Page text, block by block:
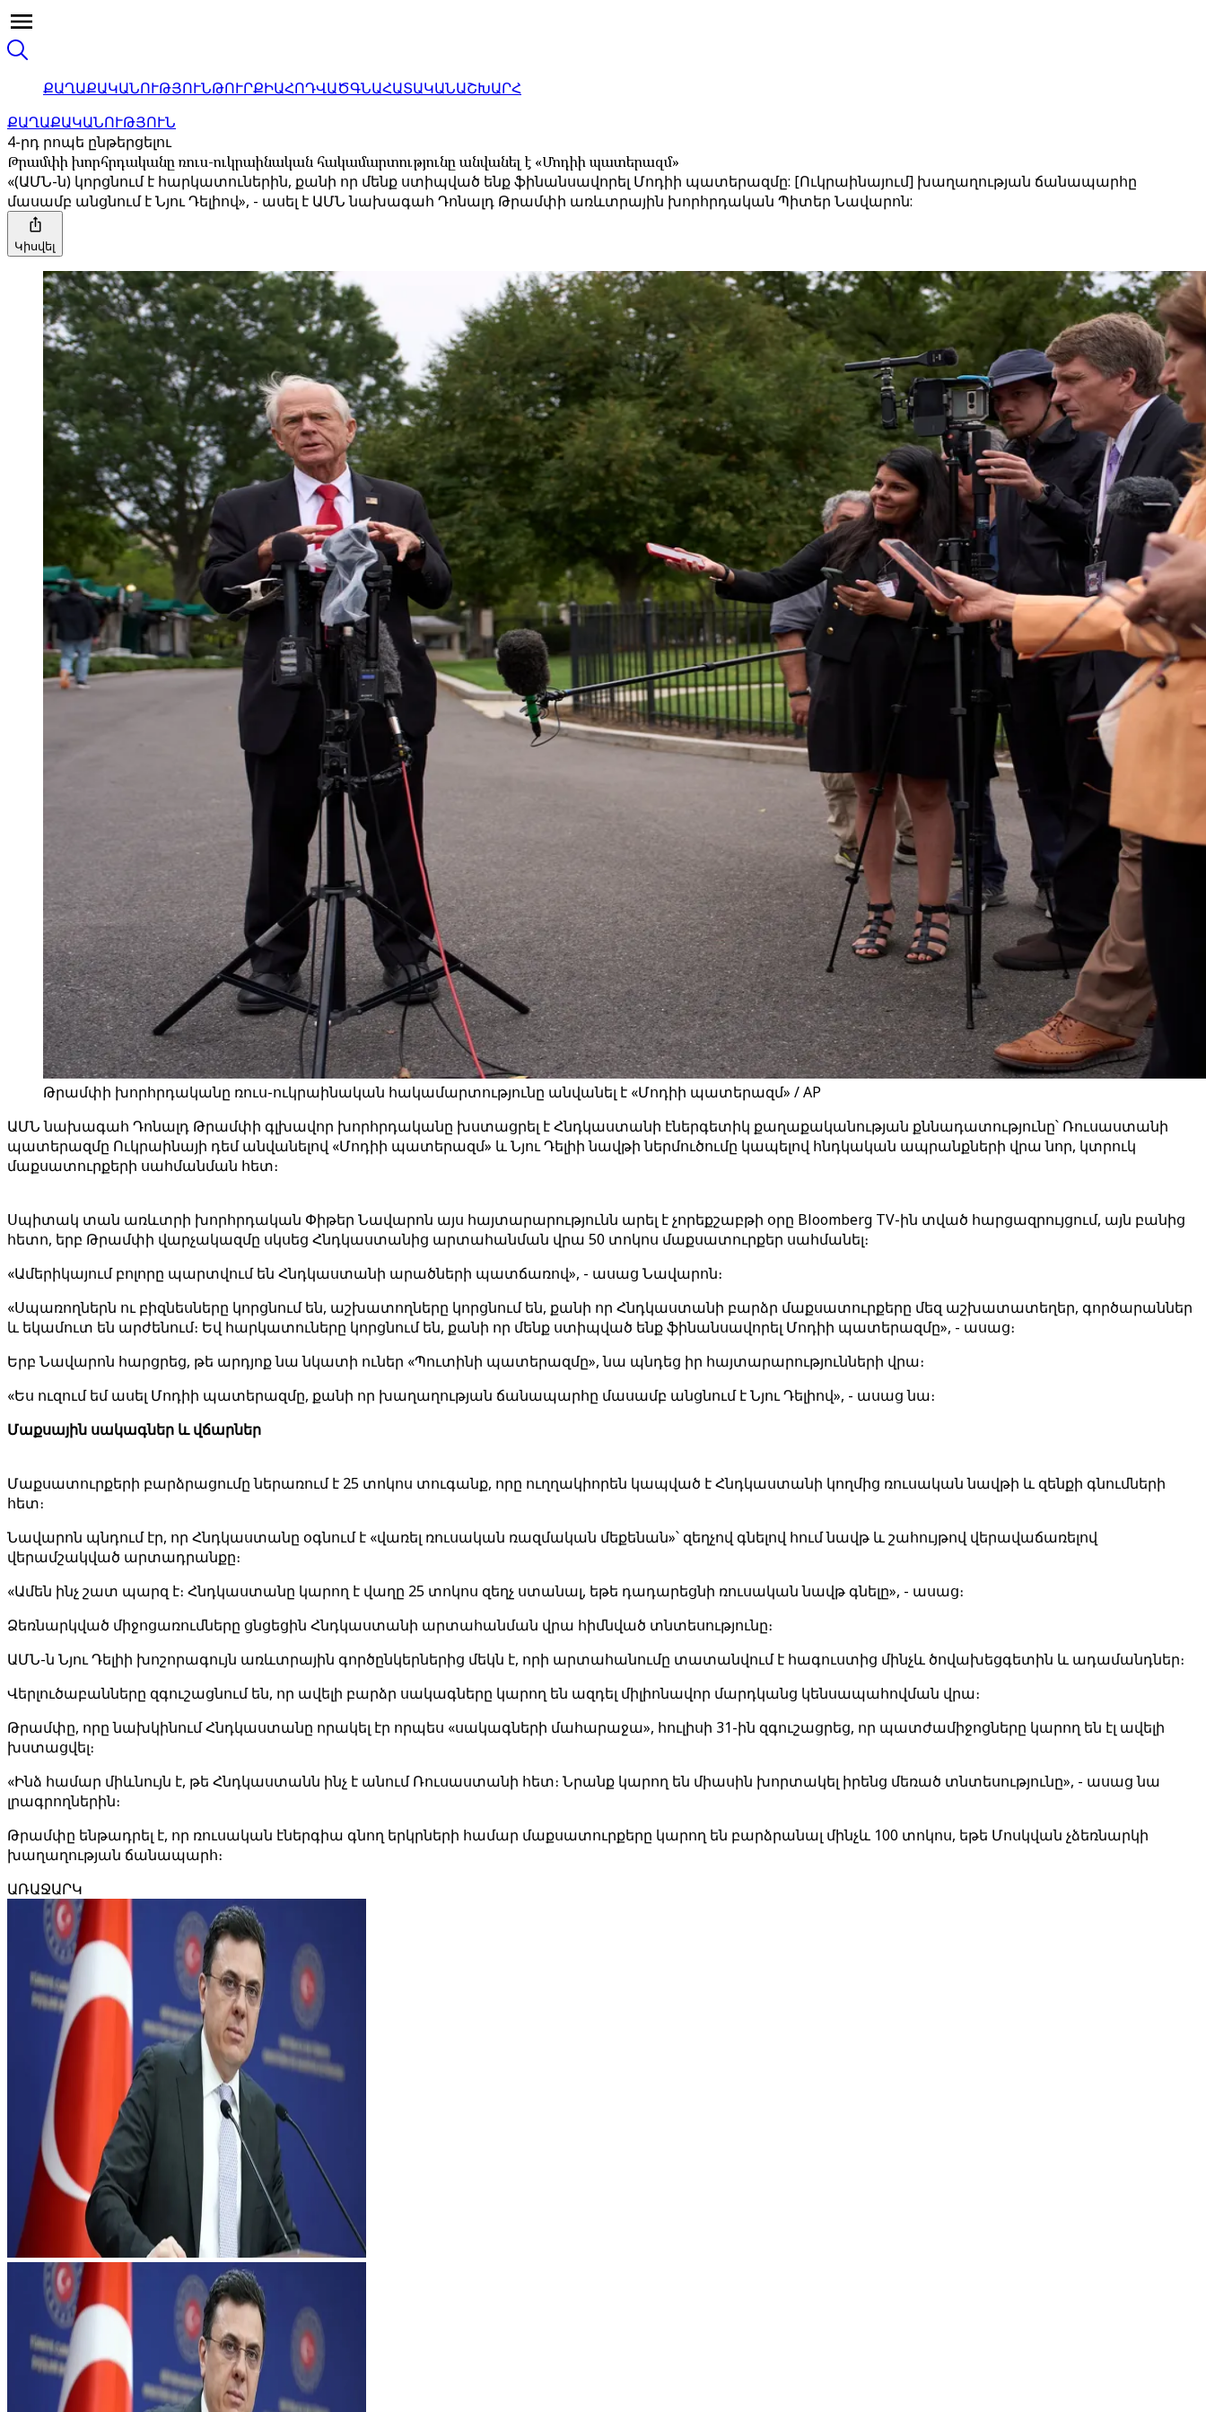
ՔԱՂԱՔԱԿԱՆՈՒԹՅՈՒՆԹՈՒՐՔԻԱՀՈԴՎԱԾԳՆԱՀԱՏԱԿԱՆԱՇԽԱՐՀ
ՔԱՂԱՔԱԿԱՆՈՒԹՅՈՒՆ
4-րդ րոպե ընթերցելու
Թրամփի խորհրդականը ռուս-ուկրաինական հակամարտությունը անվանել է «Մոդիի պատերազմ»
«(ԱՄՆ-ն) կորցնում է հարկատուներին, քանի որ մենք ստիպված ենք ֆինանսավորել Մոդիի պատերազմը: [Ուկրաինայում] խաղաղության ճանապարհը
մասամբ անցնում է Նյու Դելիով», - ասել է ԱՄՆ նախագահ Դոնալդ Թրամփի առևտրային խորհրդական Պիտեր Նավարոն:
Կիսվել
Թրամփի խորհրդականը ռուս-ուկրաինական հակամարտությունը անվանել է «Մոդիի պատերազմ» / AP
ԱՄՆ նախագահ Դոնալդ Թրամփի գլխավոր խորհրդականը խստացրել է Հնդկաստանի էներգետիկ քաղաքականության քննադատությունը՝ Ռուսաստանի
պատերազմը Ուկրաինայի դեմ անվանելով «Մոդիի պատերազմ» և Նյու Դելիի նավթի ներմուծումը կապելով հնդկական ապրանքների վրա նոր, կտրուկ
մաքսատուրքերի սահմանման հետ։
Սպիտակ տան առևտրի խորհրդական Փիթեր Նավարոն այս հայտարարությունն արել է չորեքշաբթի օրը Bloomberg TV-ին տված հարցազրույցում, այն բանից
հետո, երբ Թրամփի վարչակազմը սկսեց Հնդկաստանից արտահանման վրա 50 տոկոս մաքսատուրքեր սահմանել։
«Ամերիկայում բոլորը պարտվում են Հնդկաստանի արածների պատճառով», - ասաց Նավարոն։
«Սպառողներն ու բիզնեսները կորցնում են, աշխատողները կորցնում են, քանի որ Հնդկաստանի բարձր մաքսատուրքերը մեզ աշխատատեղեր, գործարաններ
և եկամուտ են արժենում։ Եվ հարկատուները կորցնում են, քանի որ մենք ստիպված ենք ֆինանսավորել Մոդիի պատերազմը», - ասաց։
Երբ Նավարոն հարցրեց, թե արդյոք նա նկատի ուներ «Պուտինի պատերազմը», նա պնդեց իր հայտարարությունների վրա։
«Ես ուզում եմ ասել Մոդիի պատերազմը, քանի որ խաղաղության ճանապարհը մասամբ անցնում է Նյու Դելիով», - ասաց նա։
Մաքսային սակագներ և վճարներ
Մաքսատուրքերի բարձրացումը ներառում է 25 տոկոս տուգանք, որը ուղղակիորեն կապված է Հնդկաստանի կողմից ռուսական նավթի և զենքի գնումների
հետ։
Նավարոն պնդում էր, որ Հնդկաստանը օգնում է «վառել ռուսական ռազմական մեքենան»՝ զեղչով գնելով հում նավթ և շահույթով վերավաճառելով
վերամշակված արտադրանքը։
«Ամեն ինչ շատ պարզ է։ Հնդկաստանը կարող է վաղը 25 տոկոս զեղչ ստանալ, եթե դադարեցնի ռուսական նավթ գնելը», - ասաց։
Ձեռնարկված միջոցառումները ցնցեցին Հնդկաստանի արտահանման վրա հիմնված տնտեսությունը։
ԱՄՆ-ն Նյու Դելիի խոշորագույն առևտրային գործընկերներից մեկն է, որի արտահանումը տատանվում է հագուստից մինչև ծովախեցգետին և ադամանդներ։
Վերլուծաբանները զգուշացնում են, որ ավելի բարձր սակագները կարող են ազդել միլիոնավոր մարդկանց կենսապահովման վրա։
Թրամփը, որը նախկինում Հնդկաստանը որակել էր որպես «սակագների մահարաջա», հուլիսի 31-ին զգուշացրեց, որ պատժամիջոցները կարող են էլ ավելի
խստացվել։
«Ինձ համար միևնույն է, թե Հնդկաստանն ինչ է անում Ռուսաստանի հետ։ Նրանք կարող են միասին խորտակել իրենց մեռած տնտեսությունը», - ասաց նա
լրագրողներին։
Թրամփը ենթադրել է, որ ռուսական էներգիա գնող երկրների համար մաքսատուրքերը կարող են բարձրանալ մինչև 100 տոկոս, եթե Մոսկվան չձեռնարկի
խաղաղության ճանապարհ։
ԱՌԱՋԱՐԿ